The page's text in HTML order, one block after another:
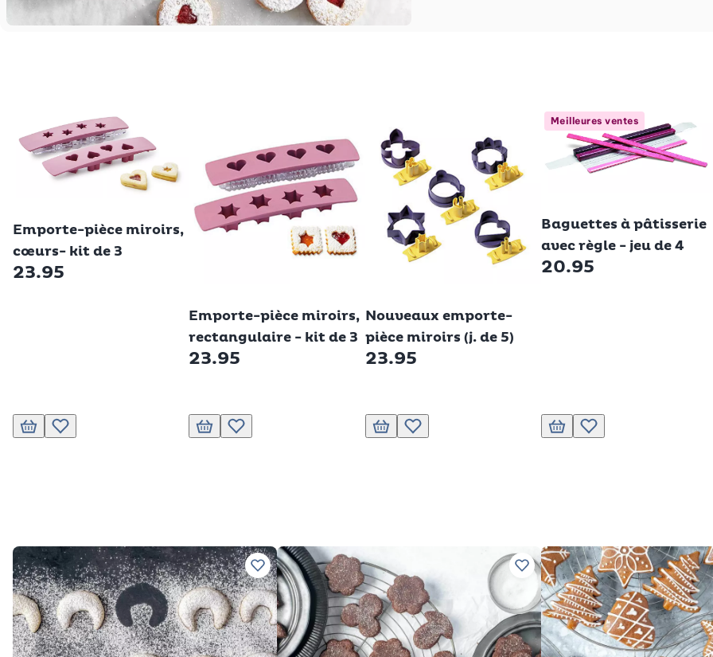
Emporte-pièce miroirs,
cœurs- kit de 3
23.95
Ajouter au panier
Ajouter à la liste de souhaits.
Emporte-pièce miroirs,
rectangulaire - kit de 3
23.95
Ajouter au panier
Ajouter à la liste de souhaits.
Nouveaux emporte-
pièce miroirs (j. de 5)
23.95
Ajouter au panier
Ajouter à la liste de souhaits.
Meilleures ventes
Baguettes à pâtisserie
avec règle - jeu de 4
20.95
Ajouter au panier
Ajouter à la liste de
Ajouter à vos recettes préférées Ajouter à vos recettes préférées